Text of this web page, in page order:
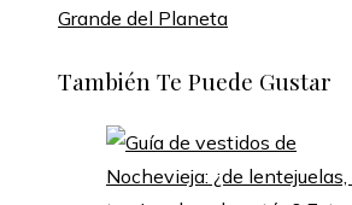
Grande del Planeta
También Te Puede Gustar